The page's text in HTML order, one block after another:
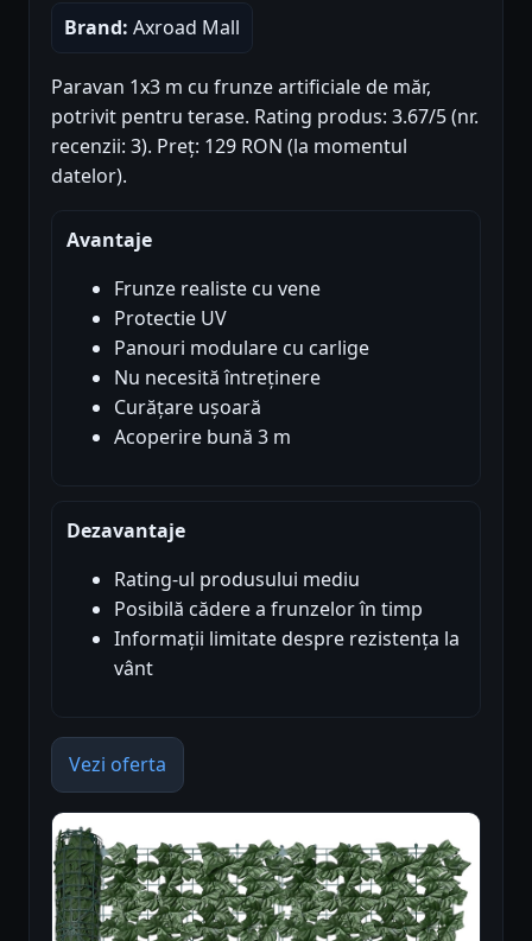
Brand: Axroad Mall
Paravan 1x3 m cu frunze artificiale de măr,
potrivit pentru terase. Rating produs: 3.67/5 (nr.
recenzii: 3). Preț: 129 RON (la momentul
datelor).
Avantaje
Frunze realiste cu vene
Protectie UV
Panouri modulare cu carlige
Nu necesită întreținere
Curățare ușoară
Acoperire bună 3 m
Dezavantaje
Rating-ul produsului mediu
Posibilă cădere a frunzelor în timp
Informații limitate despre rezistența la
vânt
Vezi oferta